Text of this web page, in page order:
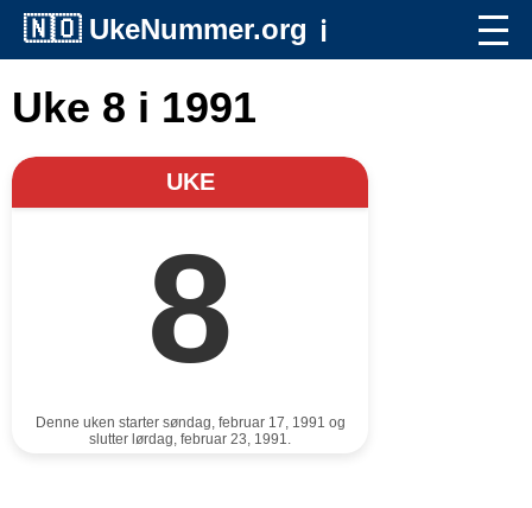
🇳🇴 UkeNummer.org ℹ️
Uke 8 i 1991
UKE
8
Denne uken starter søndag, februar 17, 1991 og
slutter lørdag, februar 23, 1991.